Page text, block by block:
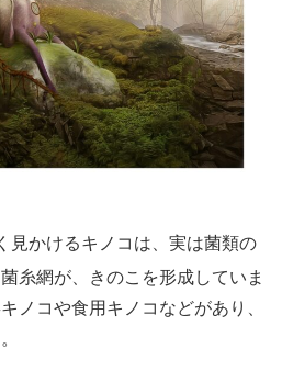
見かけるキノコは、実は菌類の
糸網が、きのこを形成していま
ノコや食用キノコなどがあり、